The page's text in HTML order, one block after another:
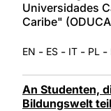
Universidades
Caribe"
EN - ES - IT - PL -
An Studenten,
Bildungswelt